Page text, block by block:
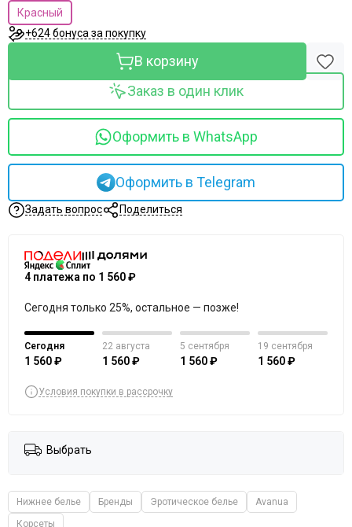
Красный
+624 бонуса за покупку
В корзину
Заказ в один клик
Оформить в WhatsApp
Оформить в Telegram
Задать вопрос Поделиться
4 платежа по 1 560 ₽
Сегодня только 25%, остальное — позже!
Сегодня
1 560 ₽
22 августа
1 560 ₽
5 сентября
1 560 ₽
19 сентября
1 560 ₽
Условия покупки в рассрочку
Выбрать
Нижнее белье Бренды Эротическое белье
Avanua
Корсеты